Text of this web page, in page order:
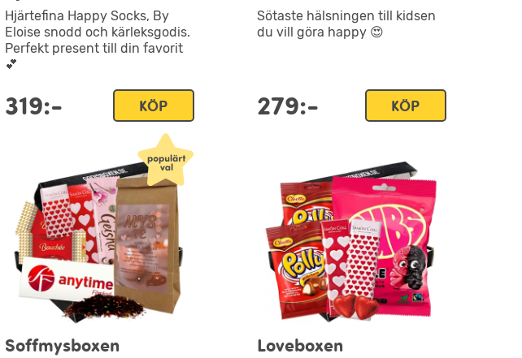
Hjärtefina Happy Socks, By
Eloise snodd och kärleksgodis.
Perfekt present till din favorit
💕
319:- KÖP
Sötaste hälsningen till kidsen
du vill göra happy 😍
279:- KÖP
Soffmysboxen Loveboxen